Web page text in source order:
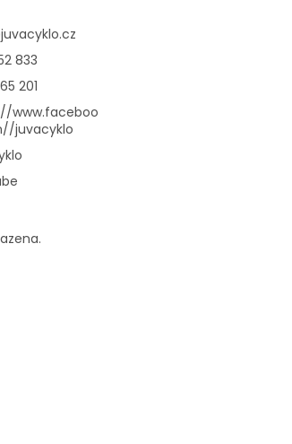
juvacyklo.cz
833
201
www.faceboo
juvacyklo